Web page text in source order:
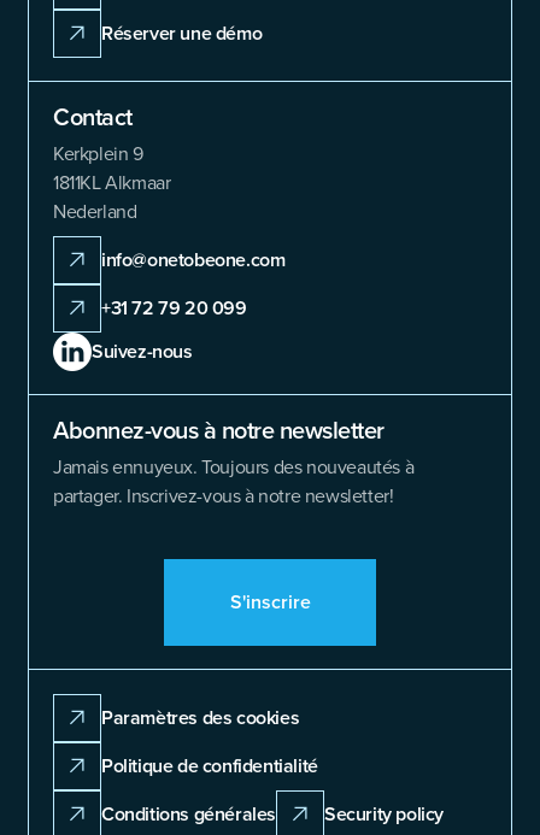
Réserver une démo
Contact
Kerkplein 9
1811KL Alkmaar
Nederland
info@onetobeone.com
+31 72 79 20 099
Suivez-nous
Abonnez-vous à notre newsletter
Jamais ennuyeux. Toujours des nouveautés à
partager. Inscrivez-vous à notre newsletter!
S'inscrire
Paramètres des cookies
Politique de confidentialité
Conditions générales
Security policy